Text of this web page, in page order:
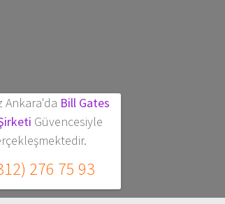
Ankara'da Bill Gates
Güvencesiyle
276 75 93